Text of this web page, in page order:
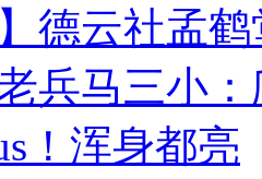
】德云社孟
兵马三小
！浑身都亮